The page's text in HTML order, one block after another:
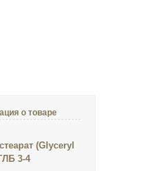
о товаре
(Glyceryl
3-4